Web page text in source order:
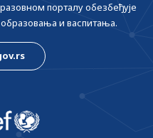
порталу обезбеђује
и васпитања.